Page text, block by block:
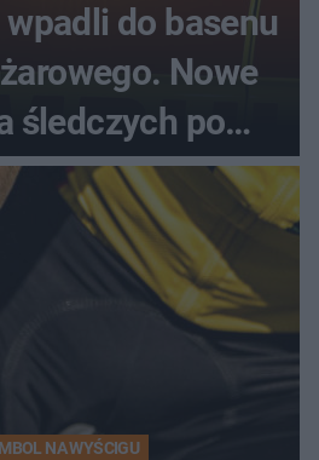
do basenu
Nowe
śledczych po
akcji
NA WYŚCIGU